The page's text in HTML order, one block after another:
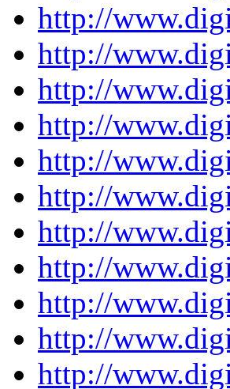
http://
http://
http://
http://
http://
http://
http://
http://
http://
http://
http://